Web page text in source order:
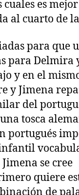
es
al cuarto de
para que
para Delmira
y en el
y Jimena
del
tosca
portugués
infantil
se cree
quiere
de